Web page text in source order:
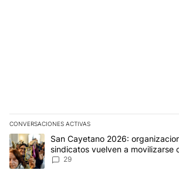
CONVERSACIONES ACTIVAS
Este listado muestra los artículos con más
Un artículo de tendencia con el título "San
San Cayetano 2026:
sindicatos vuelven a movilizarse
reclamos al Gobierno
29